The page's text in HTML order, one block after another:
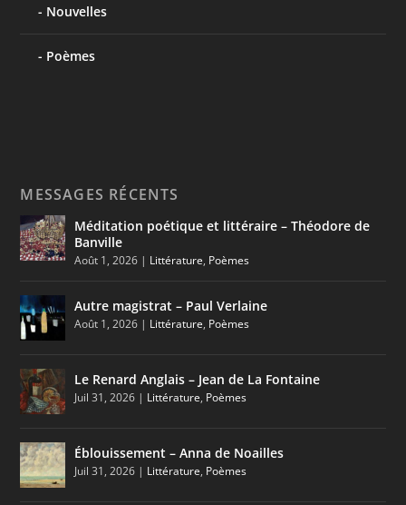
Nouvelles
Poèmes
MESSAGES RÉCENTS
Méditation poétique et littéraire – Théodore de
Banville
Août 1, 2026 | Littérature, Poèmes
Autre magistrat – Paul Verlaine
Août 1, 2026 | Littérature, Poèmes
Le Renard Anglais – Jean de La Fontaine
Juil 31, 2026 | Littérature, Poèmes
Éblouissement – Anna de Noailles
Juil 31, 2026 | Littérature, Poèmes